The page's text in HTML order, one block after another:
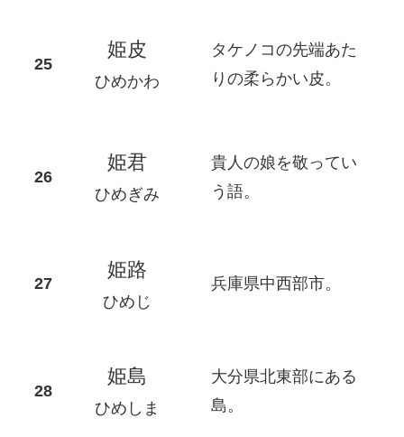
姫皮
ひめかわ
タケノコの先端あた
りの柔らかい皮。
姫君
ひめぎみ
貴人の娘を敬ってい
う語。
姫路
ひめじ
兵庫県中西部市。
姫島
ひめしま
大分県北東部にある
島。